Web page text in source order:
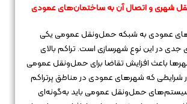
شهری و اتصال آن به ساختمان‌های عمودی
عمودی به شبکه حمل‌ونقل عمومی یکی
در این نوع شهرسازی است. تراکم بالای
باعث افزایش تقاضا برای حمل‌ونقل عمومی
شرایطی که شهرهای عمودی در مناطق پرتراکم
سیستم‌های حمل‌ونقل عمومی باید به‌گونه‌ای